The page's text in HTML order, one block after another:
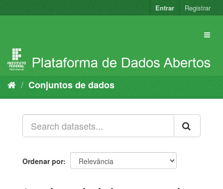
para
Entrar Registrar
Conjuntos de dados
Ordenar por